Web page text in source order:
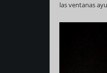
las ventanas